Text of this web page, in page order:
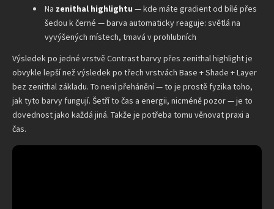
Na zenithal highlightu — kde máte gradient od bílé přes
šedou k černé — barva automaticky reaguje: světlá na
vyvýšených místech, tmavá v prohlubních
Výsledek po jedné vrstvě Contrast barvy přes zenithal highlight je
obvykle lepší než výsledek po třech vrstvách Base + Shade + Layer
bez zenithal základu. To není přehánění — to je prostě fyzika toho,
jak tyto barvy fungují. Šetří to čas a energii, nicméně pozor — je to
dovednost jako každá jiná. Takže je potřeba tomu věnovat praxi a
čas.